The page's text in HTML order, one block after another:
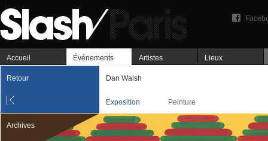
Accueil Événements Artistes Lieux
Retour Dan Walsh
Exposition Peinture
Archives